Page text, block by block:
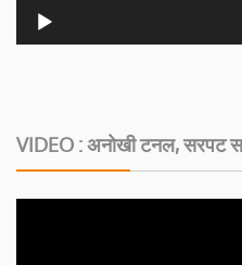
VIDEO : अनोखी टनल, सरपट